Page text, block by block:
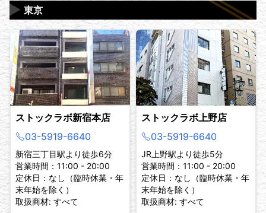
東京
▶
ストックラボ新宿本店
03-5919-6640
新宿三丁目駅より徒歩6分
営業時間：11:00 - 20:00
定休日：なし（臨時休業・年
末年始を除く）
取扱商材: すべて
ストックラボ上野店
03-5919-6640
JR上野駅より徒歩5分
営業時間：11:00 - 20:00
定休日：なし（臨時休業・年
末年始を除く）
取扱商材: すべて